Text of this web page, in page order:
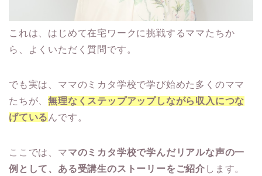
これは、はじめて在宅ワークに挑戦するママたちか
ら、よくいただく質問です。
でも実は、ママのミカタ学校で学び始めた多くのママ
たちが、無理なくステップアップしながら収入につな
げている んです。
ここでは、ママのミカタ学校で学んだリアルな声の一
例として、ある受講生のストーリーをご紹介 します。